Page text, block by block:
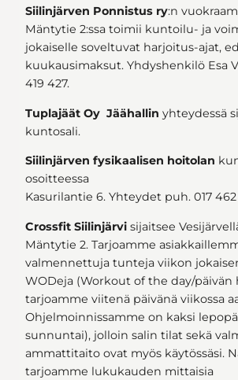
Siilinjärven Ponnistus ry:n
Mäntytie 2:ssa toimii kuntoilu- ja
jokaiselle soveltuvat harjoitus-ajat,
kuukausimaksut. Yhdyshenkilö Esa
419 427.
Tuplajäät Oy Jäähallin yhteydessä
kuntosali.
Siilinjärven fysikaalisen hoitolan
osoitteessa
Kasurilantie 6. Yhteydet puh. 017 462
Crossfit Siilinjärvi sijaitsee
Mäntytie 2. Tarjoamme
valmennettuja tunteja viikon
WODeja (Workout of the day/päivän
tarjoamme viitenä päivänä viikossa
Ohjelmoinnissamme on kaksi
sunnuntai), jolloin salin tilat sekä
ammattitaito ovat myös käytössäsi.
tarjoamme lukukauden mittaisia